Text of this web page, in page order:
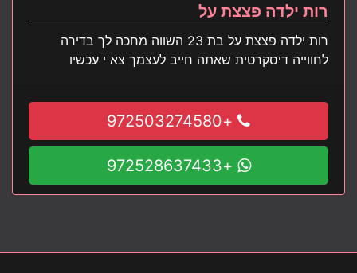
רות ילדה פצצת על
רות ילדה פצצת על בת 23 השווה מחכה לך בדירה
לחווייה דיסקרטית שאתה חייב לעצמך צא י עכשיו
+972503274580
+972528637433